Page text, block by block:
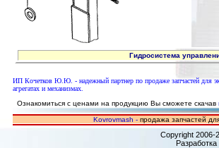
Гидросистема
ИП Кочетков Ю.Ю. - надежный партнер по продаже запчастей для
агрегатах и механизмах.
Ознакомиться с ценами на продукцию Вы сможете скачав
Kovrovmash - продажа запчастей
Copyright 2006-